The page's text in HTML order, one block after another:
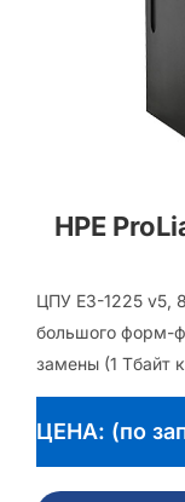
HPE
ЦПУ E3-1225 v5,
большого форм-
замены (1 Тбайт
ЦЕНА: (по